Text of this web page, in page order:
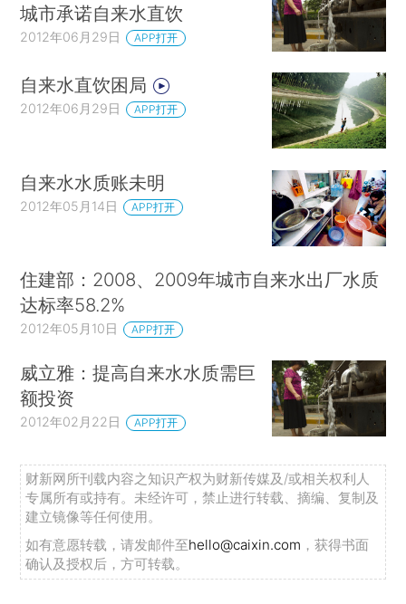
城市承诺自来水直饮
2012年06月29日 APP打开
自来水直饮困局
2012年06月29日 APP打开
自来水水质账未明
2012年05月14日 APP打开
住建部：2008、2009年城市自来水出厂水质
达标率58.2%
2012年05月10日 APP打开
威立雅：提高自来水水质需巨
额投资
2012年02月22日 APP打开
财新网所刊载内容之知识产权为财新传媒及/或相关权利人
专属所有或持有。未经许可，禁止进行转载、摘编、复制及
建立镜像等任何使用。
如有意愿转载，请发邮件至hello@caixin.com ，获得书面
确认及授权后，方可转载。